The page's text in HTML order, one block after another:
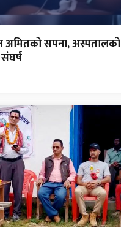
अमितको सपना, अस्पतालको